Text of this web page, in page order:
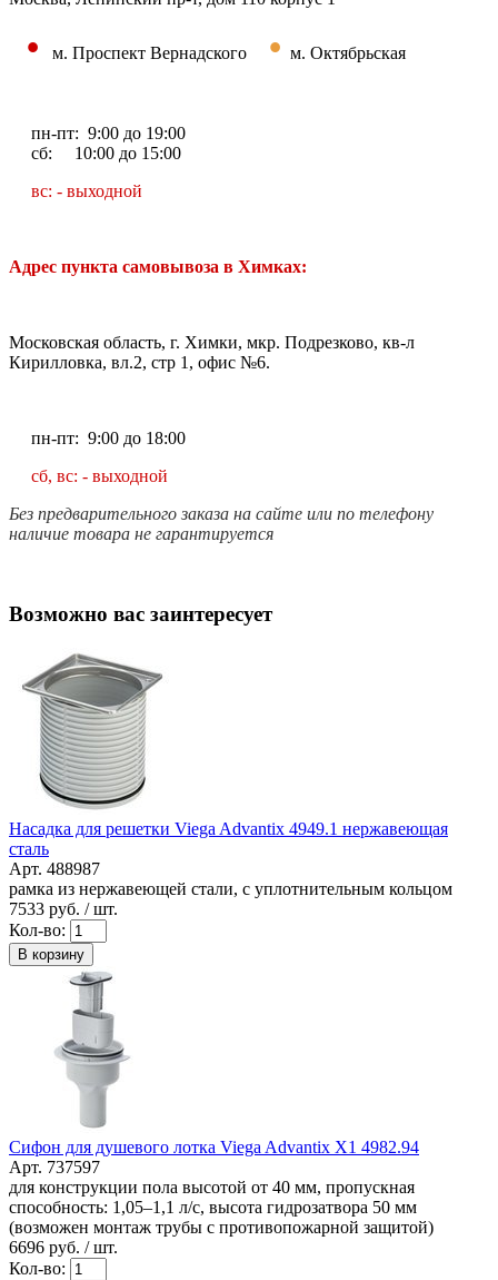
• м. Проспект Вернадского • м. Октябрьская
пн-пт: 9:00 до 19:00
сб: 10:00 до 15:00
вс: - выходной
Адрес пункта самовывоза в Химках:
Московская область, г. Химки, мкр. Подрезково, кв-л
Кирилловка, вл.2, стр 1, офис №6.
пн-пт: 9:00 до 18:00
сб, вс: - выходной
Без предварительного заказа на сайте или по телефону
наличие товара не гарантируется
Возможно вас заинтересует
Насадка для решетки Viega Advantix 4949.1 нержавеющая
сталь
Арт. 488987
рамка из нержавеющей стали, с уплотнительным кольцом
7533 руб. / шт.
Кол-во:
В корзину
Сифон для душевого лотка Viega Advantix X1 4982.94
Арт. 737597
для конструкции пола высотой от 40 мм, пропускная
способность: 1,05–1,1 л/с, высота гидрозатвора 50 мм
(возможен монтаж трубы с противопожарной защитой)
6696 руб. / шт.
Кол-во: